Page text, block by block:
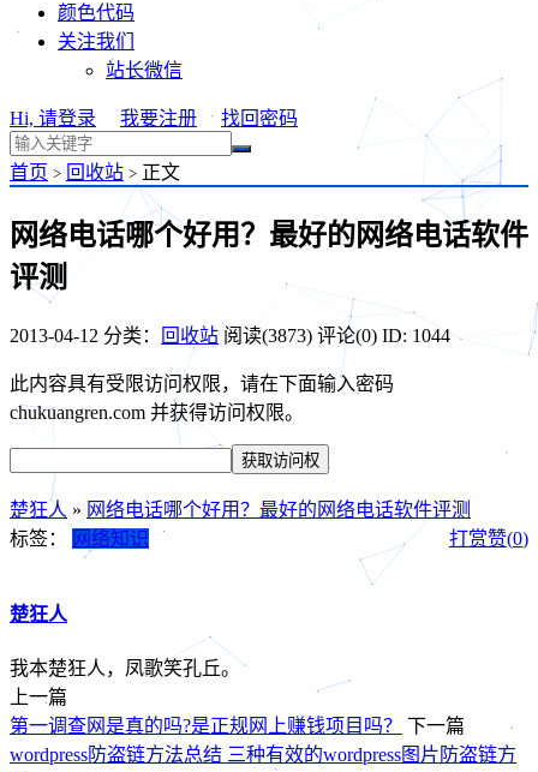
颜色代码
关注我们
站长微信
Hi, 请登录 我要注册 找回密码
首页 > 回收站 > 正文
网络电话哪个好用？最好的网络电话软件
评测
2013-04-12 分类： 回收站 阅读(3873) 评论(0) ID: 1044
此内容具有受限访问权限，请在下面输入密码
chukuangren.com 并获得访问权限。
楚狂人 » 网络电话哪个好用？最好的网络电话软件评测
打赏赞(0)
标签： 网络知识
楚狂人
我本楚狂人，凤歌笑孔丘。
上一篇
第一调查网是真的吗?是正规网上赚钱项目吗？
下一篇
wordpress防盗链方法总结 三种有效的wordpress图片防盗链方